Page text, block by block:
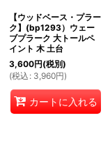
【ウッドベース・プラー
ク】(bp1293）ウェー
ブプラーク 大トールペ
イント 木 土台
3,600円(税別)
(税込 : 3,960円)
カートに入れる